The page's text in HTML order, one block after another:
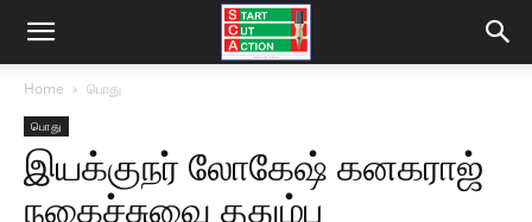
Home பொது
பொது
இயக்குநர் லோகேஷ் கனகராஜ்
நகைச்சுவை ததும்ப